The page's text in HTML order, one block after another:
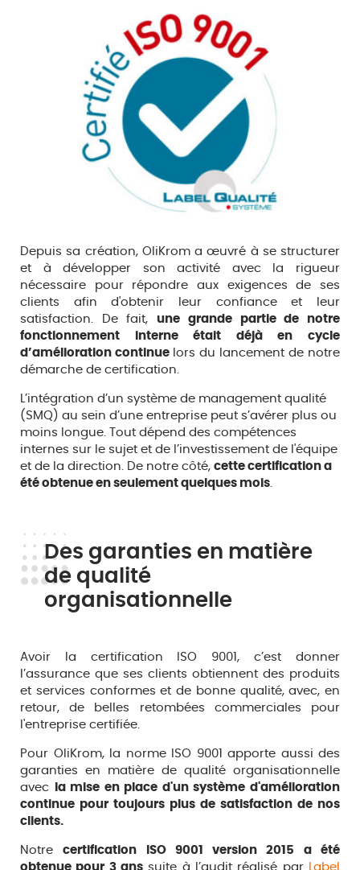
Depuis sa création, OliKrom a œuvré à se structurer
et à développer son activité avec la rigueur
nécessaire pour répondre aux exigences de ses
clients afin d'obtenir leur confiance et leur
satisfaction. De fait,une grande partie de notre
fonctionnement interne était déjà en cycle
d’amélioration continue lors du lancement de notre
démarche de certification.
L’intégration d’un système de management qualité
(SMQ) au sein d’une entreprise peut s’avérer plus ou
moins longue. Tout dépend des compétences
internes sur le sujet et de l’investissement de l'équipe
et de la direction. De notre côté, cette certification a
été obtenue en seulement quelques mois
Des garanties en matière
de qualité
organisationnelle
Avoir la certification ISO 9001, c’est donner
l’assurance que ses clients obtiennent des produits
et services conformes et de bonne qualité, avec, en
retour, de belles retombées commerciales pour
l'entreprise certifiée.
Pour OliKrom, la norme ISO 9001 apporte aussi des
garanties en matière de qualité organisationnelle
avec
la mise en place d'un système d'amélioration
continue pour toujours plus de satisfaction de nos
clients.
Notrecertification ISO 9001 version 2015 a été
obtenue pour 3 ans suite à l’audit réalisé par
Label